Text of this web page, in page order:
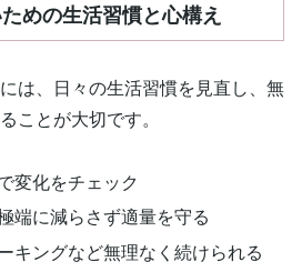
めの生活習慣と心構え
は、日々の生活習慣を見直し、無
ことが大切です。
変化をチェック
端に減らさず適量を守る
キングなど無理なく続けられる